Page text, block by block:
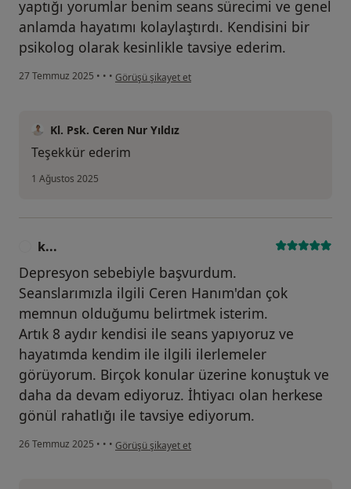
yaptığı yorumlar benim seans sürecimi ve genel
anlamda hayatımı kolaylaştırdı. Kendisini bir
psikolog olarak kesinlikle tavsiye ederim.
27 Temmuz 2025 • • • kullanıcının görüşüne göre s.....
Görüşü şikayet et
Kl. Psk. Ceren Nur Yıldız
Teşekkür ederim
1 Ağustos 2025
k...
Depresyon sebebiyle başvurdum.
Seanslarımızla ilgili Ceren Hanım'dan çok
memnun olduğumu belirtmek isterim.
Artık 8 aydır kendisi ile seans yapıyoruz ve
hayatımda kendim ile ilgili ilerlemeler
görüyorum. Birçok konular üzerine konuştuk ve
daha da devam ediyoruz. İhtiyacı olan herkese
gönül rahatlığı ile tavsiye ediyorum.
26 Temmuz 2025 • • • kullanıcının görüşüne göre k...
Görüşü şikayet et